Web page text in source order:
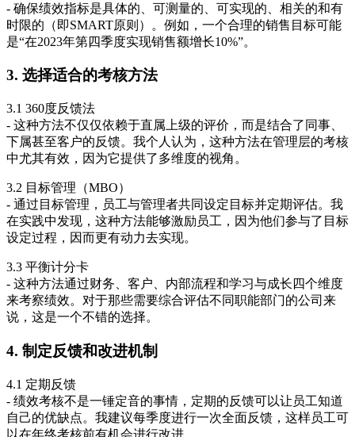
- 确保绩效指标是具体的、可测量的、可实现的、相关的和有
时限的（即SMART原则）。例如，一个合理的销售目标可能
是“在2023年第四季度实现销售额增长10%”。
3. 选择适合的考核方法
3.1 360度反馈法
- 这种方法不仅仅依赖于直属上级的评价，而是结合了同事、
下属甚至客户的反馈。我个人认为，这种方法在管理层的考核
中尤其有效，因为它提供了多维度的视角。
3.2 目标管理（MBO）
- 通过目标管理，员工与管理者共同设定目标并定期评估。我
在实践中发现，这种方法能够激励员工，因为他们参与了目标
设定过程，因而更有动力去实现。
3.3 平衡计分卡
- 这种方法通过财务、客户、内部流程和学习与成长四个维度
来考察绩效。对于那些需要综合评估不同职能部门的公司来
说，这是一个不错的选择。
4. 制定反馈和改进机制
4.1 定期反馈
- 绩效考核不是一锤定音的事情，定期的反馈可以让员工知道
自己的优缺点。我建议每季度进行一次全面反馈，这样员工可
以在年终考核前有机会进行改进。